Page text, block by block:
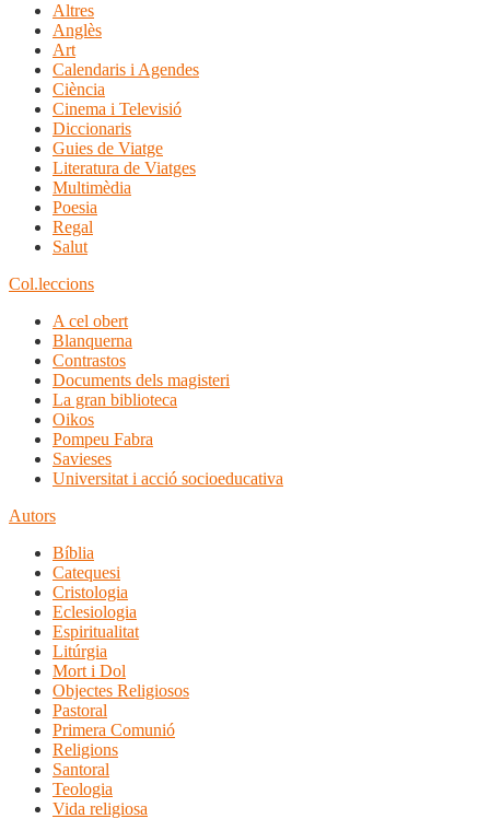
Altres
Anglès
Art
Calendaris i Agendes
Ciència
Cinema i Televisió
Diccionaris
Guies de Viatge
Literatura de Viatges
Multimèdia
Poesia
Regal
Salut
Col.leccions
A cel obert
Blanquerna
Contrastos
Documents dels magisteri
La gran biblioteca
Oikos
Pompeu Fabra
Savieses
Universitat i acció socioeducativa
Autors
Bíblia
Catequesi
Cristologia
Eclesiologia
Espiritualitat
Litúrgia
Mort i Dol
Objectes Religiosos
Pastoral
Primera Comunió
Religions
Santoral
Teologia
Vida religiosa